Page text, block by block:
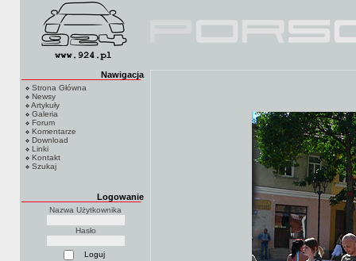
Nawigacja
Strona Główna
Newsy
Artykuły
Galeria
Forum
Komentarze
Download
Linki
Kontakt
Szukaj
Logowanie
Nazwa Użytkownika
Hasło